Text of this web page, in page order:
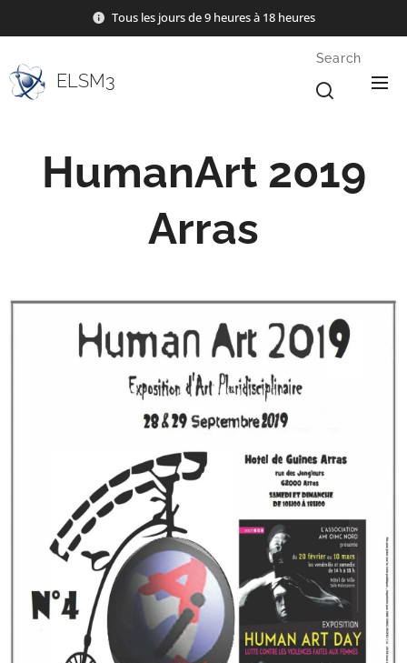
Tous les jours de 9 heures à 18 heures
ELSM3
Search
HumanArt 2019
Arras